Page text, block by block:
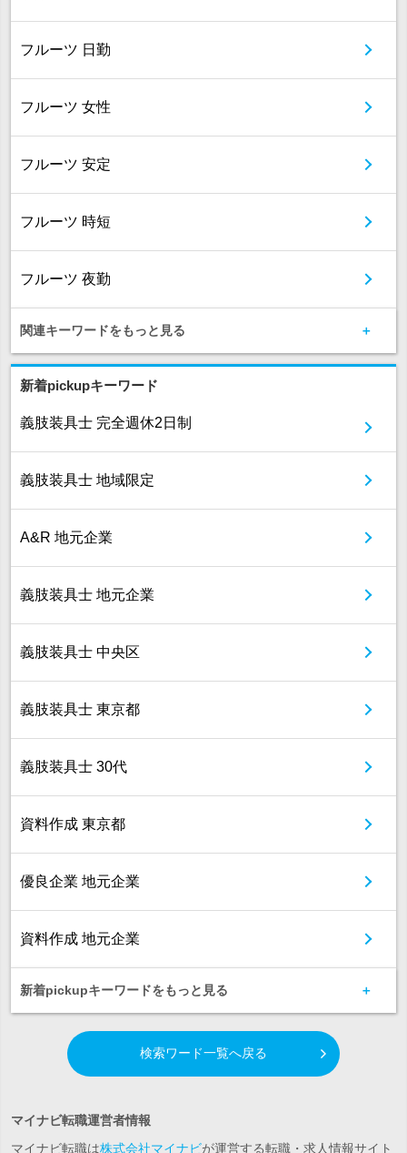
フルーツ 日勤
フルーツ 女性
フルーツ 安定
フルーツ 時短
フルーツ 夜勤
関連キーワードをもっと見る
新着pickupキーワード
義肢装具士 完全週休2日制
義肢装具士 地域限定
A&R 地元企業
義肢装具士 地元企業
義肢装具士 中央区
義肢装具士 東京都
義肢装具士 30代
資料作成 東京都
優良企業 地元企業
資料作成 地元企業
新着pickupキーワードをもっと見る
検索ワード一覧へ戻る
マイナビ転職運営者情報
マイナビ転職は株式会社マイナビが運営する転職・求人情報サイト